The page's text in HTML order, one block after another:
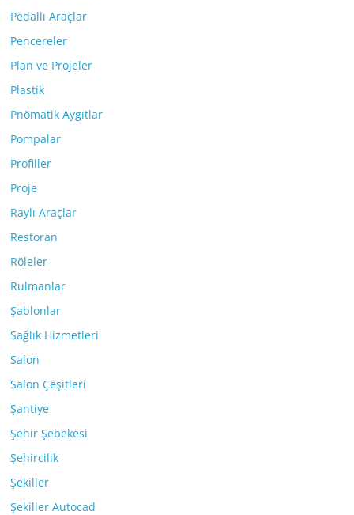
Pedallı Araçlar
Pencereler
Plan ve Projeler
Plastik
Pnömatik Aygıtlar
Pompalar
Profiller
Proje
Raylı Araçlar
Restoran
Röleler
Rulmanlar
Şablonlar
Sağlık Hizmetleri
Salon
Salon Çeşitleri
Şantiye
Şehir Şebekesi
Şehircilik
Şekiller
Şekiller Autocad